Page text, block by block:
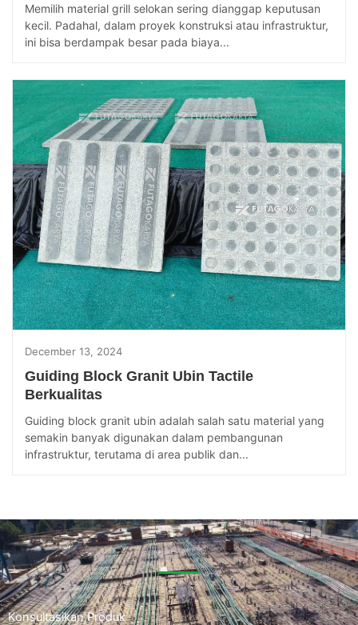
Memilih material grill selokan sering dianggap keputusan
kecil. Padahal, dalam proyek konstruksi atau infrastruktur,
ini bisa berdampak besar pada biaya...
December 13, 2024
Guiding Block Granit Ubin Tactile
Berkualitas
Guiding block granit ubin adalah salah satu material yang
semakin banyak digunakan dalam pembangunan
infrastruktur, terutama di area publik dan...
Konsultasikan Produk